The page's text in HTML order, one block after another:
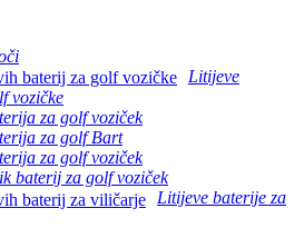
Litijeve
vozičke
za golf voziček
za golf Bart
za golf voziček
baterij za golf voziček
Litijeve baterije za